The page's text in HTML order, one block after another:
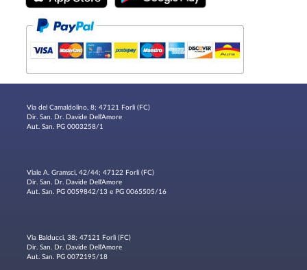
Via del Camaldolino, 8; 47121 Forlì (FC)
Dir. San. Dr. Davide Dell'Amore
Aut. San. PG 0003258/1
Viale A. Gramsci, 42/44; 47122 Forlì (FC)
Dir. San. Dr. Davide Dell'Amore
Aut. San. PG 0059842/13 e PG 0065505/16
Via Balducci, 38; 47121 Forlì (FC)
Dir. San. Dr. Davide Dell'Amore
Aut. San. PG 0072195/18